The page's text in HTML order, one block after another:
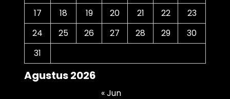
Agustus 2026
17
18 19 20 21 22
23
24
25 26 27 28 29
30
31
« Jun